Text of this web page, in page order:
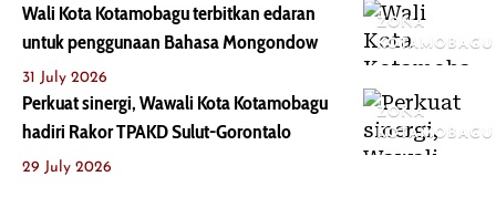
ZONA
KOTAMOBAGU
Wali Kota Kotamobagu terbitkan edaran
untuk penggunaan Bahasa Mongondow
31 July 2026
ZONA
KOTAMOBAGU
Perkuat sinergi, Wawali Kota Kotamobagu
hadiri Rakor TPAKD Sulut-Gorontalo
29 July 2026